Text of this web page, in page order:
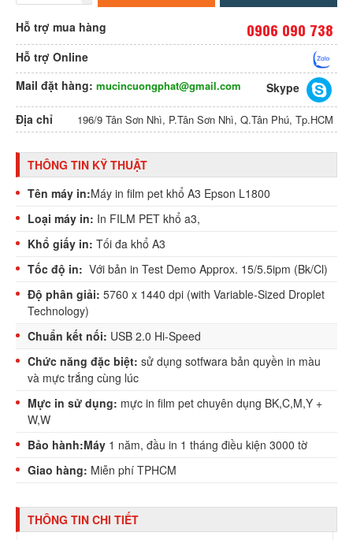
Hỗ trợ mua hàng 0906 090 738
Hỗ trợ Online
Mail đặt hàng: mucincuongphat@gmail.com
Skype
Địa chỉ
196/9 Tân Sơn Nhì, P.Tân Sơn Nhì, Q.Tân Phú, Tp.HCM
THÔNG TIN KỸ THUẬT
Tên máy in:Máy in film pet khổ A3 Epson L1800
Loại máy in: In FILM PET khổ a3,
Khổ giấy in: Tối đa khổ A3
Tốc độ in: Với bản in Test Demo Approx. 15/5.5ipm (Bk/Cl)
Độ phân giải: 5760 x 1440 dpi (with Variable-Sized Droplet
Technology)
Chuẩn kết nối: USB 2.0 Hi-Speed
Chức năng đặc biệt: sử dụng sotfwara bản quyền in màu
và mực trắng cùng lúc
Mực in sử dụng: mực in film pet chuyên dụng BK,C,M,Y +
W,W
Bảo hành:Máy 1 năm, đầu in 1 tháng điều kiện 3000 tờ
Giao hàng: Miễn phí TPHCM
THÔNG TIN CHI TIẾT